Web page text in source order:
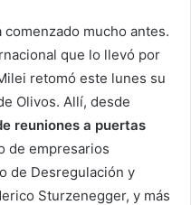
mucho antes.
que lo llevó por
retomó este lunes su
Olivos. Allí, desde
reuniones a puertas
de empresarios
de Desregulación y
Sturzenegger, y más